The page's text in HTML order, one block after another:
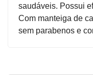
saudáveis. Possui
Com manteiga de
sem parabenos e